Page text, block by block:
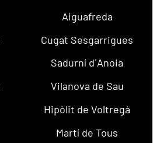
Aiguafreda
Cugat Sesgarrigues
Sadurní d´Anoia
Vilanova de Sau
Hipòlit de Voltregà
Martí de Tous